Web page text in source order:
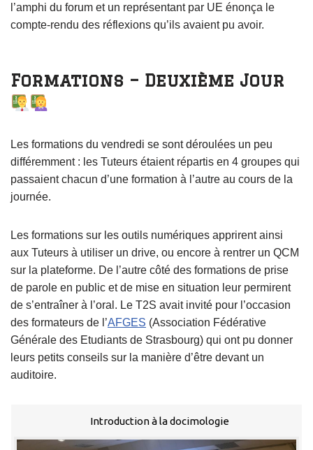
l’amphi du forum et un représentant par UE énonça le
compte-rendu des réflexions qu’ils avaient pu avoir.
Formations – Deuxième Jour
Les formations du vendredi se sont déroulées un peu
différemment : les Tuteurs étaient répartis en 4 groupes qui
passaient chacun d’une formation à l’autre au cours de la
journée.
Les formations sur les outils numériques apprirent ainsi
aux Tuteurs à utiliser un drive, ou encore à rentrer un QCM
sur la plateforme. De l’autre côté des formations de prise
de parole en public et de mise en situation leur permirent
de s’entraîner à l’oral. Le T2S avait invité pour l’occasion
des formateurs de l’AFGES (Association Fédérative
Générale des Etudiants de Strasbourg) qui ont pu donner
leurs petits conseils sur la manière d’être devant un
auditoire.
Introduction à la docimologie